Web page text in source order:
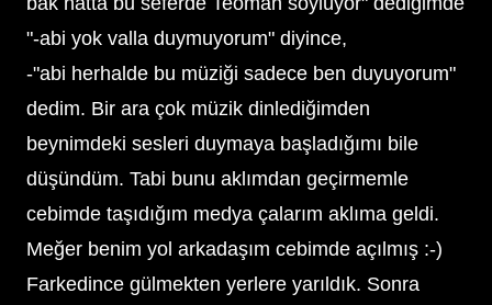
"-abi yok valla duymuyorum" diyince,
-"abi herhalde bu müziği sadece ben duyuyorum"
dedim. Bir ara çok müzik dinlediğimden
beynimdeki sesleri duymaya başladığımı bile
düşündüm. Tabi bunu aklımdan geçirmemle
cebimde taşıdığım medya çalarım aklıma geldi.
Meğer benim yol arkadaşım cebimde açılmış :-)
Farkedince gülmekten yerlere yarıldık. Sonra